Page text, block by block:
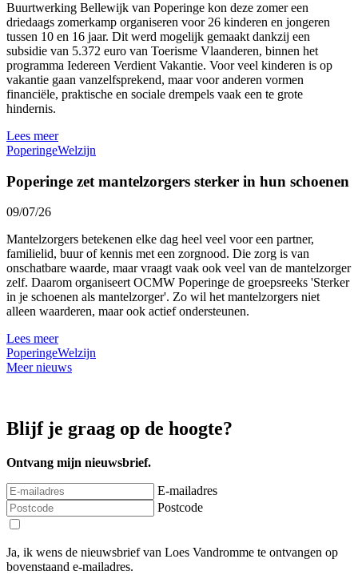
Buurtwerking Bellewijk van Poperinge kon deze zomer een
driedaags zomerkamp organiseren voor 26 kinderen en jongeren
tussen 10 en 16 jaar. Dit werd mogelijk gemaakt dankzij een
subsidie van 5.372 euro van Toerisme Vlaanderen, binnen het
programma Iedereen Verdient Vakantie. Voor veel kinderen is op
vakantie gaan vanzelfsprekend, maar voor anderen vormen
financiële, praktische en sociale drempels vaak een te grote
hindernis.
Lees meer
PoperingeWelzijn
Poperinge zet mantelzorgers sterker in hun schoenen
09/07/26
Mantelzorgers betekenen elke dag heel veel voor een partner,
familielid, buur of kennis met een zorgnood. Die zorg is van
onschatbare waarde, maar vraagt vaak ook veel van de mantelzorger
zelf. Daarom organiseert OCMW Poperinge de groepsreeks 'Sterker
in je schoenen als mantelzorger'. Zo wil het mantelzorgers niet
alleen waarderen, maar ook actief ondersteunen.
Lees meer
PoperingeWelzijn
Meer nieuws
Blijf je graag op de hoogte?
Ontvang mijn nieuwsbrief.
E-mailadres
Postcode
Ja, ik wens de nieuwsbrief van Loes Vandromme te ontvangen op
bovenstaand e-mailadres.